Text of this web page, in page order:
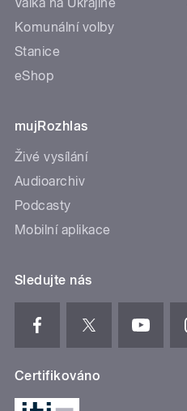
Komunální volby
Stanice
eShop
mujRozhlas
Živé vysílání
Audioarchiv
Podcasty
Mobilní aplikace
Sledujte nás
Certifikováno